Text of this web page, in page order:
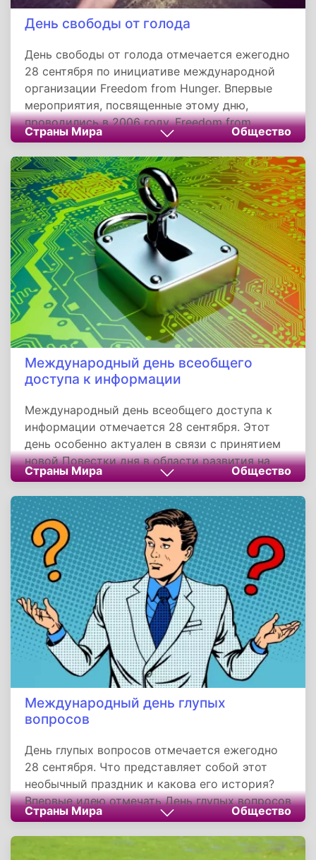
День свободы от голода
День свободы от голода отмечается ежегодно
28 сентября по инициативе международной
организации Freedom from Hunger. Впервые
мероприятия, посвященные этому дню,
проводились в 2006 году. Freedom from
Hunger - некоммерческая
неправительственная организация, штаб-
квартира которой расположена в Дейвисе,
штат Калифорния, США.
Страны Мира Общество
Международный день всеобщего
доступа к информации
Международный день всеобщего доступа к
информации отмечается 28 сентября. Этот
день особенно актуален в связи с принятием
новой Повестки дня в области развития на
период до 2030 года и, в частности, целевого
показателя устойчивого развития 16.10,
который призывает обеспечить открытый
доступ к информации и защиту основных
свобод.
Страны Мира Общество
Международный день глупых
вопросов
День глупых вопросов отмечается ежегодно
28 сентября. Что представляет собой этот
необычный праздник и какова его история?
Впервые идею отмечать День глупых вопросов
высказали американские учителя в середине
1980-х годов. Его задача - поощрить учеников
задавать вопросы во время уроков, какими
Страны Мира Общество